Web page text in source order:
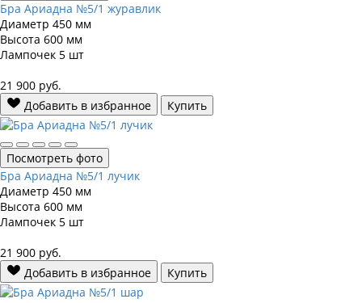
Бра Ариадна №5/1 журавлик
Диаметр 450 мм
Высота 600 мм
Лампочек 5 шт
21 900 руб.
Добавить в избранное
Купить
Посмотреть фото
Бра Ариадна №5/1 лучик
Диаметр 450 мм
Высота 600 мм
Лампочек 5 шт
21 900 руб.
Добавить в избранное
Купить